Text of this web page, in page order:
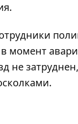
в момент
не